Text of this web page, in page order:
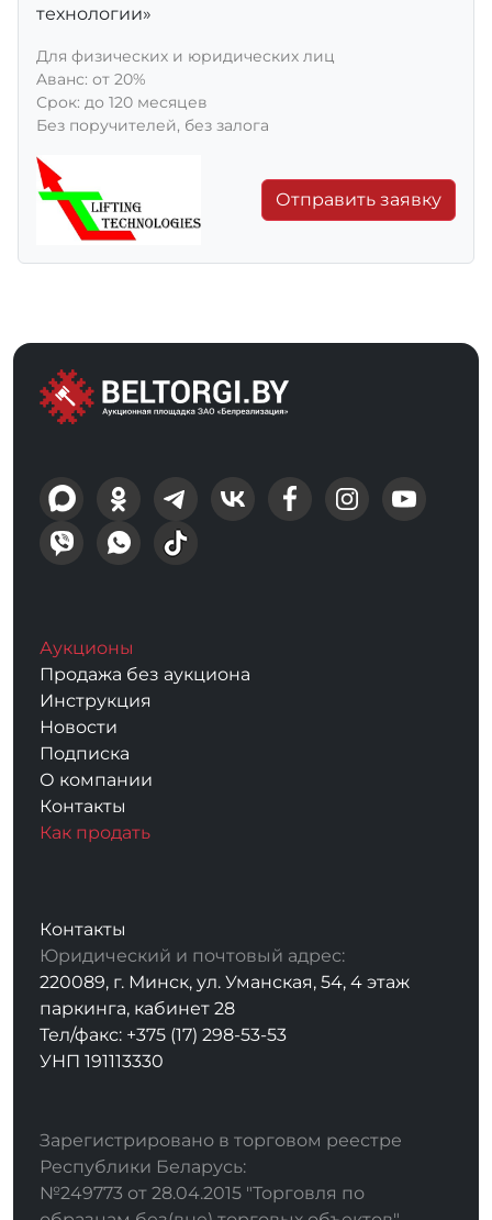
технологии»
Для физических и юридических лиц
Aванс: от 20%
Срок: до 120 месяцев
Без поручителей, без залога
Отправить заявку
Аукционы
Продажа без аукциона
Инструкция
Новости
Подписка
О компании
Контакты
Как продать
Контакты
Юридический и почтовый адрес:
220089, г. Минск, ул. Уманская, 54, 4 этаж
паркинга, кабинет 28
Тел/факс: +375 (17) 298-53-53
УНП 191113330
Зарегистрировано в торговом реестре
Республики Беларусь:
№249773 от 28.04.2015 "Торговля по